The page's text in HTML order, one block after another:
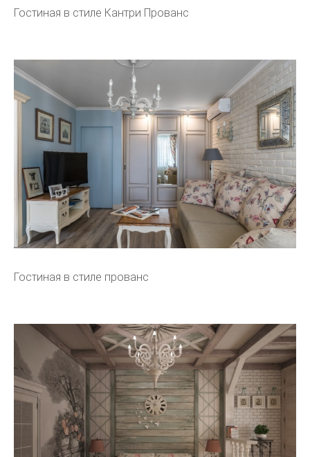
Гостиная в стиле Кантри Прованс
Гостиная в стиле прованс